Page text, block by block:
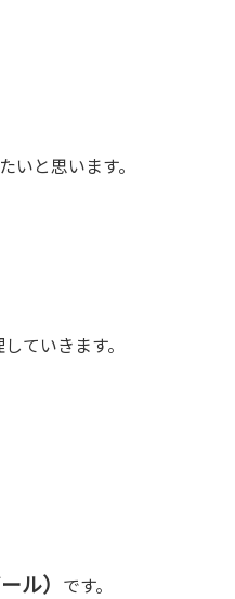
いと思います。
ていきます。
ル） です。